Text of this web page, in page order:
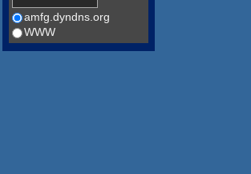
amfg.dyndns.org
WWW